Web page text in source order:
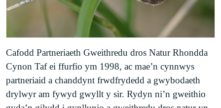
Cafodd Partneriaeth Gweithredu dros Natur Rhondda
Cynon Taf ei ffurfio ym 1998, ac mae’n cynnwys
partneriaid a chanddynt frwdfrydedd a gwybodaeth
drylwyr am fywyd gwyllt y sir. Rydyn ni’n gweithio